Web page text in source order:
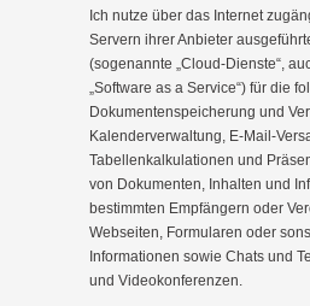
Ich nutze über das Internet
Servern ihrer Anbieter
(sogenannte „Cloud-Dienste“,
„Software as a Service“) für die
Dokumentenspeicherung und
Kalenderverwaltung, E-Mail-
Tabellenkalkulationen und
von Dokumenten, Inhalten und
bestimmten Empfängern oder
Webseiten, Formularen oder
Informationen sowie Chats und
und Videokonferenzen.